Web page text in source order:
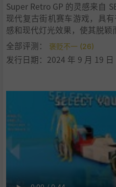
Super Retro GP 的灵感来自
现代复古街机赛车游戏，具
感和现代灯光效果，使其脱颖
全部评测：
褒贬不一 (26)
发行日期：2024 年 9 月 19 日